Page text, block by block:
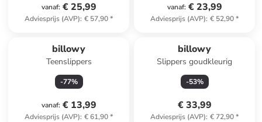
vanaf: € 25,99
Adviesprijs (AVP): € 57,90*
vanaf: € 23,99
Adviesprijs (AVP): € 52,90*
billowy
Teenslippers
-77%
vanaf: € 13,99
Adviesprijs (AVP): € 61,90*
billowy
Slippers goudkleurig
-53%
€ 33,99
Adviesprijs (AVP): € 72,90*